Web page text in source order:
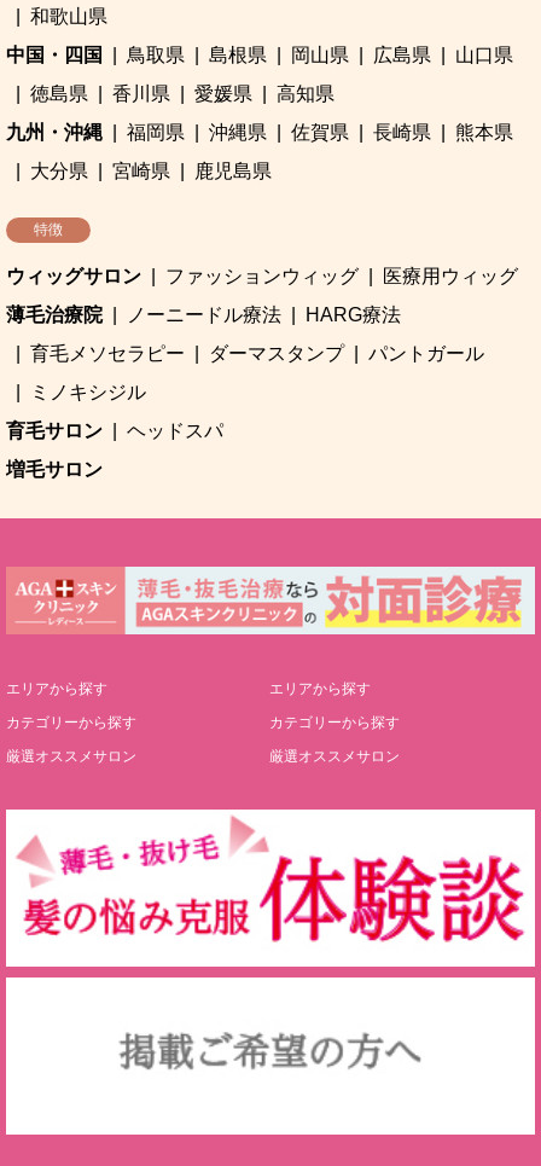
和歌山県
中国・四国
鳥取県 島根県 岡山県 広島県
山口県
徳島県
香川県 愛媛県
高知県
九州・沖縄
福岡県 沖縄県 佐賀県 長崎県
熊本県
大分県
宮崎県 鹿児島県
特徴
ウィッグサロン ファッションウィッグ
医療用ウィッグ
薄毛治療院
ノーニードル療法
HARG療法
育毛メソセラピー
ダーマスタンプ
パントガール
ミノキシジル
育毛サロン
ヘッドスパ
増毛サロン
エリアから探す
カテゴリーから探す
厳選オススメサロン
エリアから探す
カテゴリーから探す
厳選オススメサロン